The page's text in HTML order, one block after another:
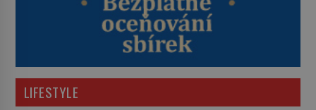
LIFESTYLE